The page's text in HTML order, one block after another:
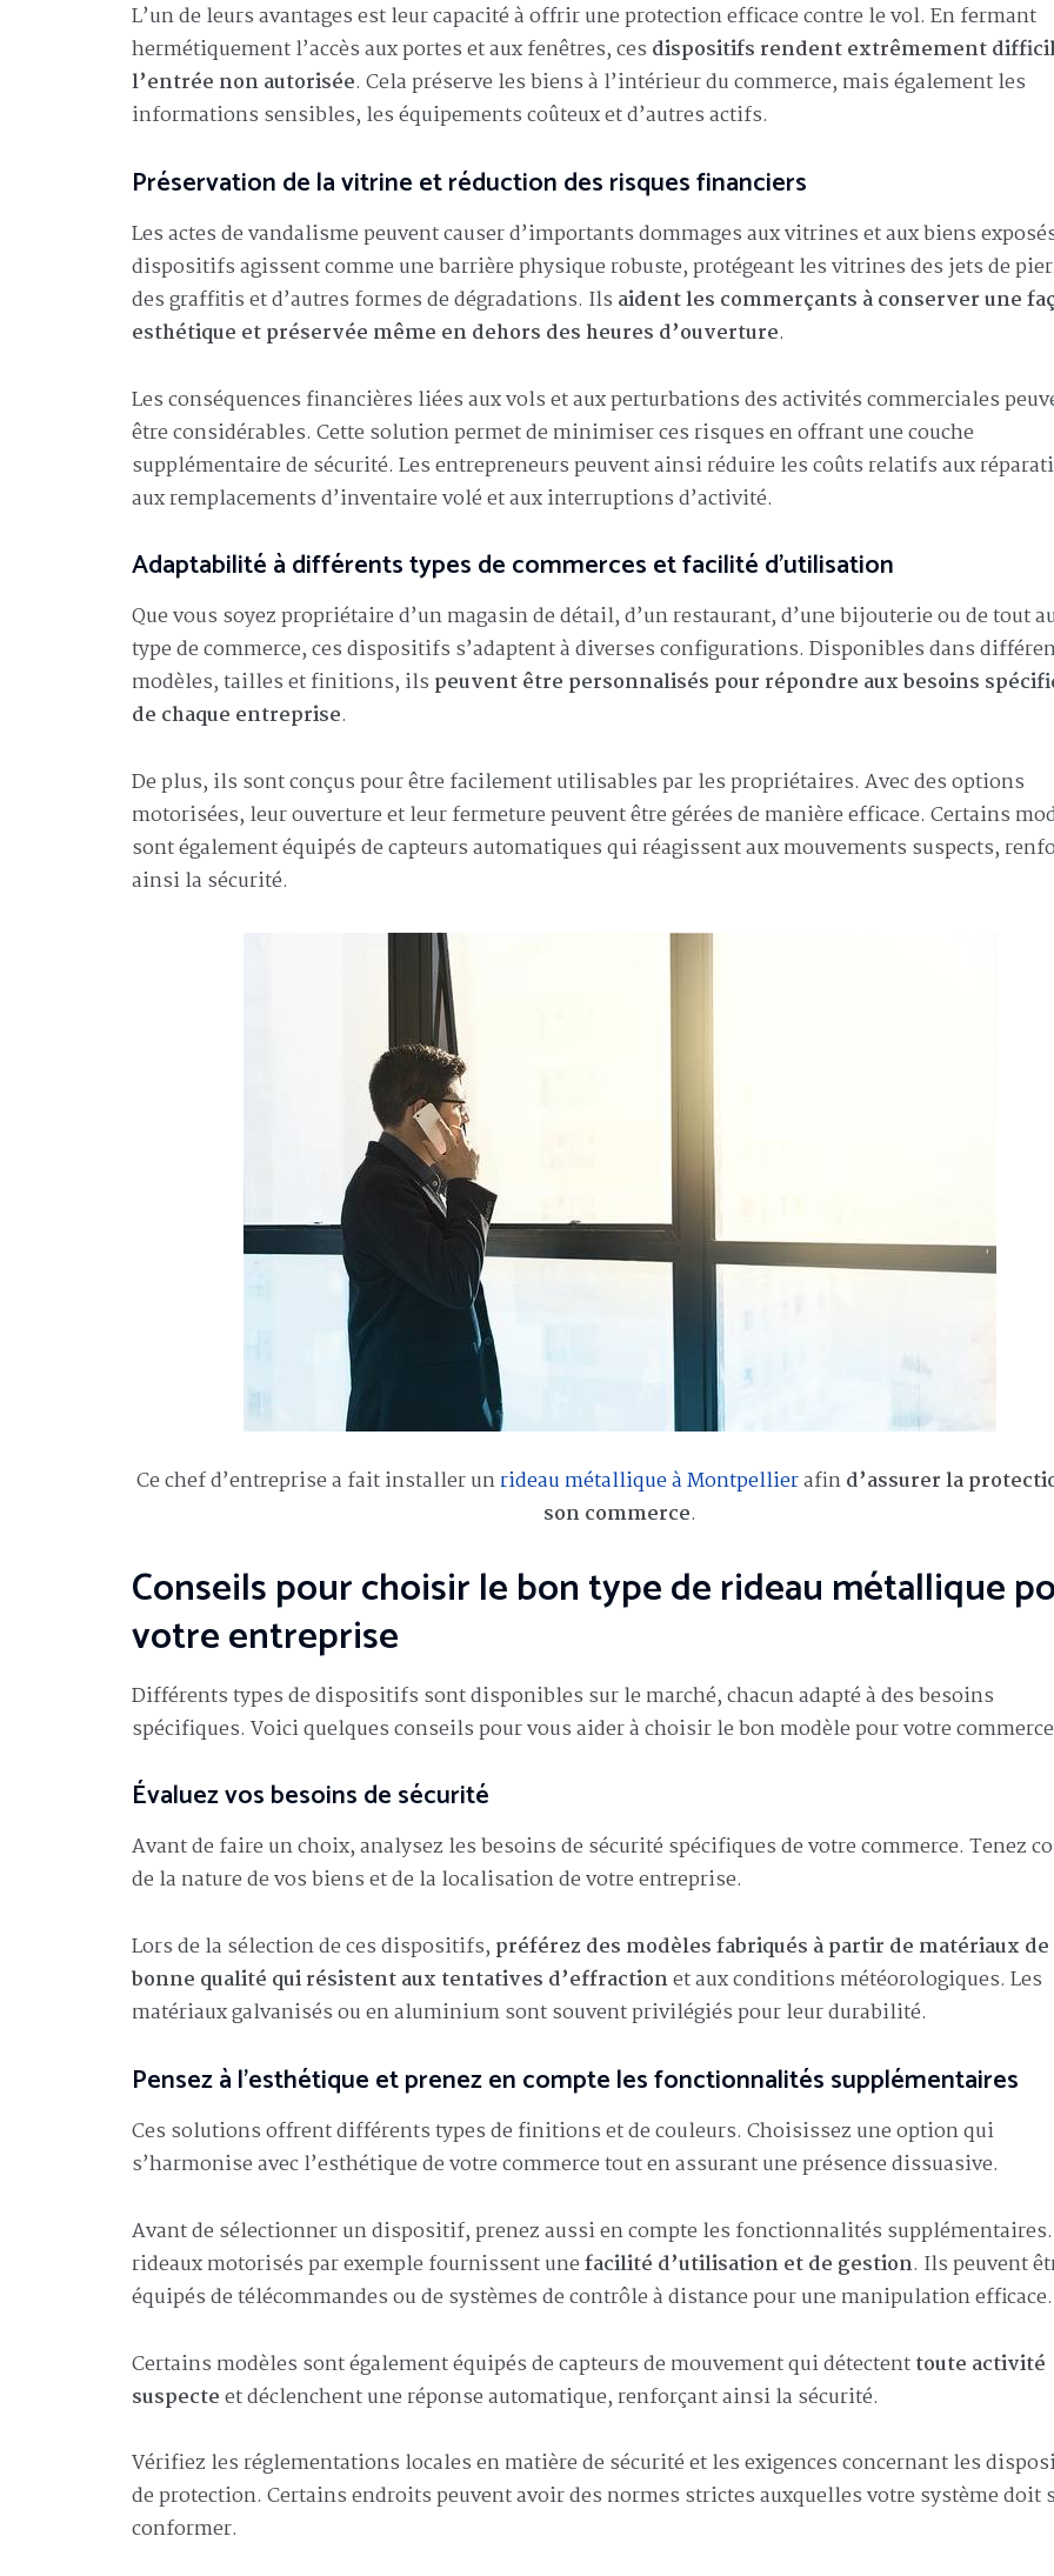
L’un de leurs avantages est leur capacité à offrir une protection efficace contre le vol. En fermant
hermétiquement l’accès aux portes et aux fenêtres, ces dispositifs rendent extrêmement
l’entrée non autorisée. Cela préserve les biens à l’intérieur du commerce, mais également les
informations sensibles, les équipements coûteux et d’autres actifs.
Préservation de la vitrine et réduction des risques financiers
Les actes de vandalisme peuvent causer d’importants dommages aux vitrines et aux biens
dispositifs agissent comme une barrière physique robuste, protégeant les vitrines des jets de
des graffitis et d’autres formes de dégradations. Ils aident les commerçants à conserver une
esthétique et préservée même en dehors des heures d’ouverture.
Les conséquences financières liées aux vols et aux perturbations des activités commerciales
être considérables. Cette solution permet de minimiser ces risques en offrant une couche
supplémentaire de sécurité. Les entrepreneurs peuvent ainsi réduire les coûts relatifs aux
aux remplacements d’inventaire volé et aux interruptions d’activité.
Adaptabilité à différents types de commerces et facilité d’utilisation
Que vous soyez propriétaire d’un magasin de détail, d’un restaurant, d’une bijouterie ou de tout
type de commerce, ces dispositifs s’adaptent à diverses configurations. Disponibles dans
modèles, tailles et finitions, ils peuvent être personnalisés pour répondre aux besoins
de chaque entreprise.
De plus, ils sont conçus pour être facilement utilisables par les propriétaires. Avec des options
motorisées, leur ouverture et leur fermeture peuvent être gérées de manière efficace. Certains
sont également équipés de capteurs automatiques qui réagissent aux mouvements suspects,
ainsi la sécurité.
Ce chef d’entreprise a fait installer unrideau métallique à Montpellierafind’assurer la
son commerce.
Conseils pour choisir le bon type de rideau métallique
votre entreprise
Différents types de dispositifs sont disponibles sur le marché, chacun adapté à des besoins
spécifiques. Voici quelques conseils pour vous aider à choisir le bon modèle pour votre
Évaluez vos besoins de sécurité
Avant de faire un choix, analysez les besoins de sécurité spécifiques de votre commerce. Tenez
de la nature de vos biens et de la localisation de votre entreprise.
Lors de la sélection de ces dispositifs, préférez des modèles fabriqués à partir de matériaux de
bonne qualité qui résistent aux tentatives d’effractionet aux conditions météorologiques. Les
matériaux galvanisés ou en aluminium sont souvent privilégiés pour leur durabilité.
Pensez à l’esthétique et prenez en compte les fonctionnalités supplémentaires
Ces solutions offrent différents types de finitions et de couleurs. Choisissez une option qui
s’harmonise avec l’esthétique de votre commerce tout en assurant une présence dissuasive.
Avant de sélectionner un dispositif, prenez aussi en compte les fonctionnalités supplémentaires.
rideaux motorisés par exemple fournissent unefacilité d’utilisation et de gestion. Ils peuvent
équipés de télécommandes ou de systèmes de contrôle à distance pour une manipulation efficace.
Certains modèles sont également équipés de capteurs de mouvement qui détectenttoute activité
suspecteet déclenchent une réponse automatique, renforçant ainsi la sécurité.
Vérifiez les réglementations locales en matière de sécurité et les exigences concernant les
de protection. Certains endroits peuvent avoir des normes strictes auxquelles votre système doit
conformer.